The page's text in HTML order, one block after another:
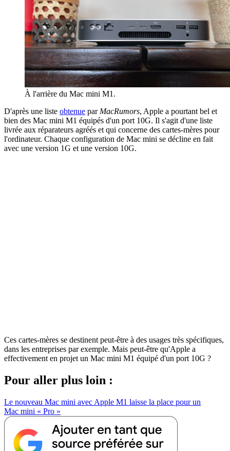
À l'arrière du Mac mini M1.
D'après une liste obtenue par MacRumors, Apple a pourtant bel et
bien des Mac mini M1 équipés d'un port 10G. Il s'agit d'une liste
livrée aux réparateurs agréés et qui concerne des cartes-mères pour
l'ordinateur. Chaque configuration de Mac mini se décline en fait
avec une version 1G et une version 10G.
Ces cartes-mères se destinent peut-être à des usages très spécifiques,
dans les entreprises par exemple. Mais peut-être qu'Apple a
effectivement en projet un Mac mini M1 équipé d'un port 10G ?
Pour aller plus loin :
Le nouveau Mac mini avec Apple M1 laisse la place pour un
Mac mini « Pro »